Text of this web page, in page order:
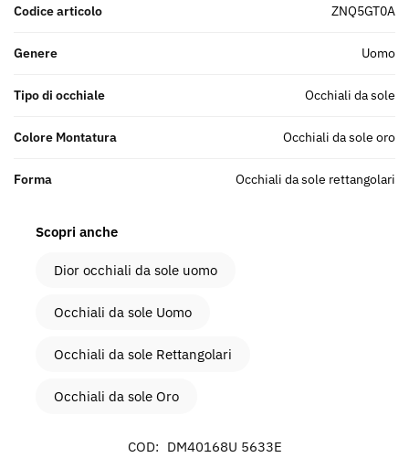
Codice articolo ZNQ5GT0A
Genere uomo
Tipo di occhiale Occhiali da sole
Colore Montatura Occhiali da sole oro
Forma Occhiali da sole rettangolari
Scopri anche
Dior occhiali da sole uomo
Occhiali da sole Uomo
Occhiali da sole Rettangolari
Occhiali da sole Oro
COD: DM40168U 5633E